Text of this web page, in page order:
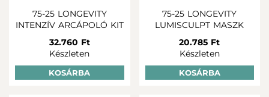
75-25 LONGEVITY
INTENZÍV ARCÁPOLÓ KIT
32.760 Ft
Készleten
KOSÁRBA
75-25 LONGEVITY
LUMISCULPT MASZK
20.785 Ft
Készleten
KOSÁRBA